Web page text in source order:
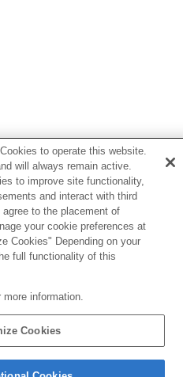
to operate this website.
will always remain active.
to improve site functionality,
and interact with third
to the placement of
your cookie preferences at
Cookies" Depending on your
full functionality of this
more information.
Cookies